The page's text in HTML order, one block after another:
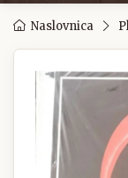
Naslovnica